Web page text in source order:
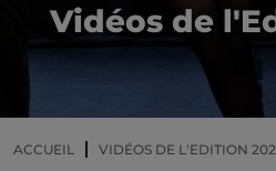
Vidéos de
ACCUEIL VIDÉOS DE L'EDITION